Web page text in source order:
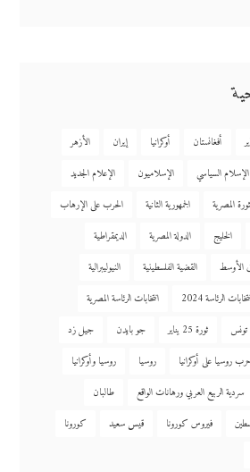
أفغانستان أوكرانيا إيران
الأزهر
الإسلام السياسي الإسلاميون
الإعلام الجديد
المصرية الجمهورية الثانية
الحرب على الإرهاب
الخليج الدولة المصرية
الديمقراطية
الأوسط القضية الفلسطينية
النيوليبرالية
الرئاسة 2024
انتخابات الرئاسة المصرية
تونس ثورة 25 يناير جو بايدن
جيل زد
روسيا على أوكرانيا روسيا
روسيا وأوكرانيا
سردية الربيع العربي ورهانات الواقع
طالبان
فيروس كورونا قيس سعيد
كورونا